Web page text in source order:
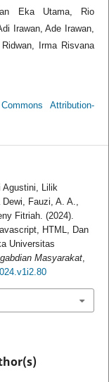
Eka Utama, Rio
Irawan, Ade Irawan,
Irma Risvana
Attribution-
Agustini, Lilik
Fauzi, A. A.,
Fitriah. (2024).
HTML, Dan
Universitas
Masyarakat,